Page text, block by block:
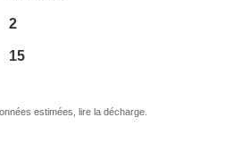
2
15
estimées, lire la décharge.